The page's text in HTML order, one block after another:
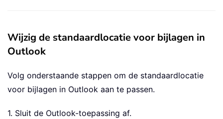
Wijzig de standaardlocatie voor bijlagen in
Outlook
Volg onderstaande stappen om de standaardlocatie
voor bijlagen in Outlook aan te passen.
1. Sluit de Outlook-toepassing af.